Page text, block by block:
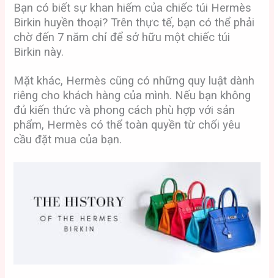
Bạn có biết sự khan hiếm của chiếc túi Hermès
Birkin huyền thoại? Trên thực tế, bạn có thể phải
chờ đến 7 năm chỉ để sở hữu một chiếc túi
Birkin này.
Mặt khác, Hermès cũng có những quy luật dành
riêng cho khách hàng của mình. Nếu bạn không
đủ kiến thức và phong cách phù hợp với sản
phẩm, Hermès có thể toàn quyền từ chối yêu
cầu đặt mua của bạn.